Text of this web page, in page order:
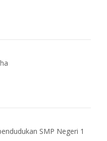
SMP Negeri 1